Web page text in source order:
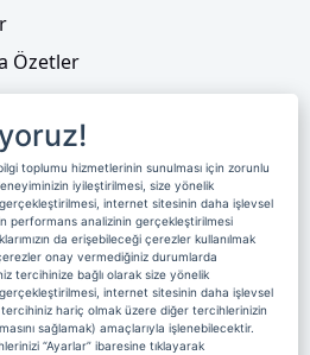
Özetler
Reklam
Site Sözleşmesi
Politikası
toplumu hizmetlerinin sunulması için zorunlu
iyileştirilmesi, size yönelik
internet sitesinin daha işlevsel
performans analizinin gerçekleştirilmesi
da erişebileceği çerezler kullanılmak
onay vermediğiniz durumlarda
tercihinize bağlı olarak size yönelik
internet sitesinin daha işlevsel
tercihiniz hariç olmak üzere diğer tercihlerinizin
sağlamak) amaçlarıyla işlenebilecektir.
“Ayarlar” ibaresine tıklayarak